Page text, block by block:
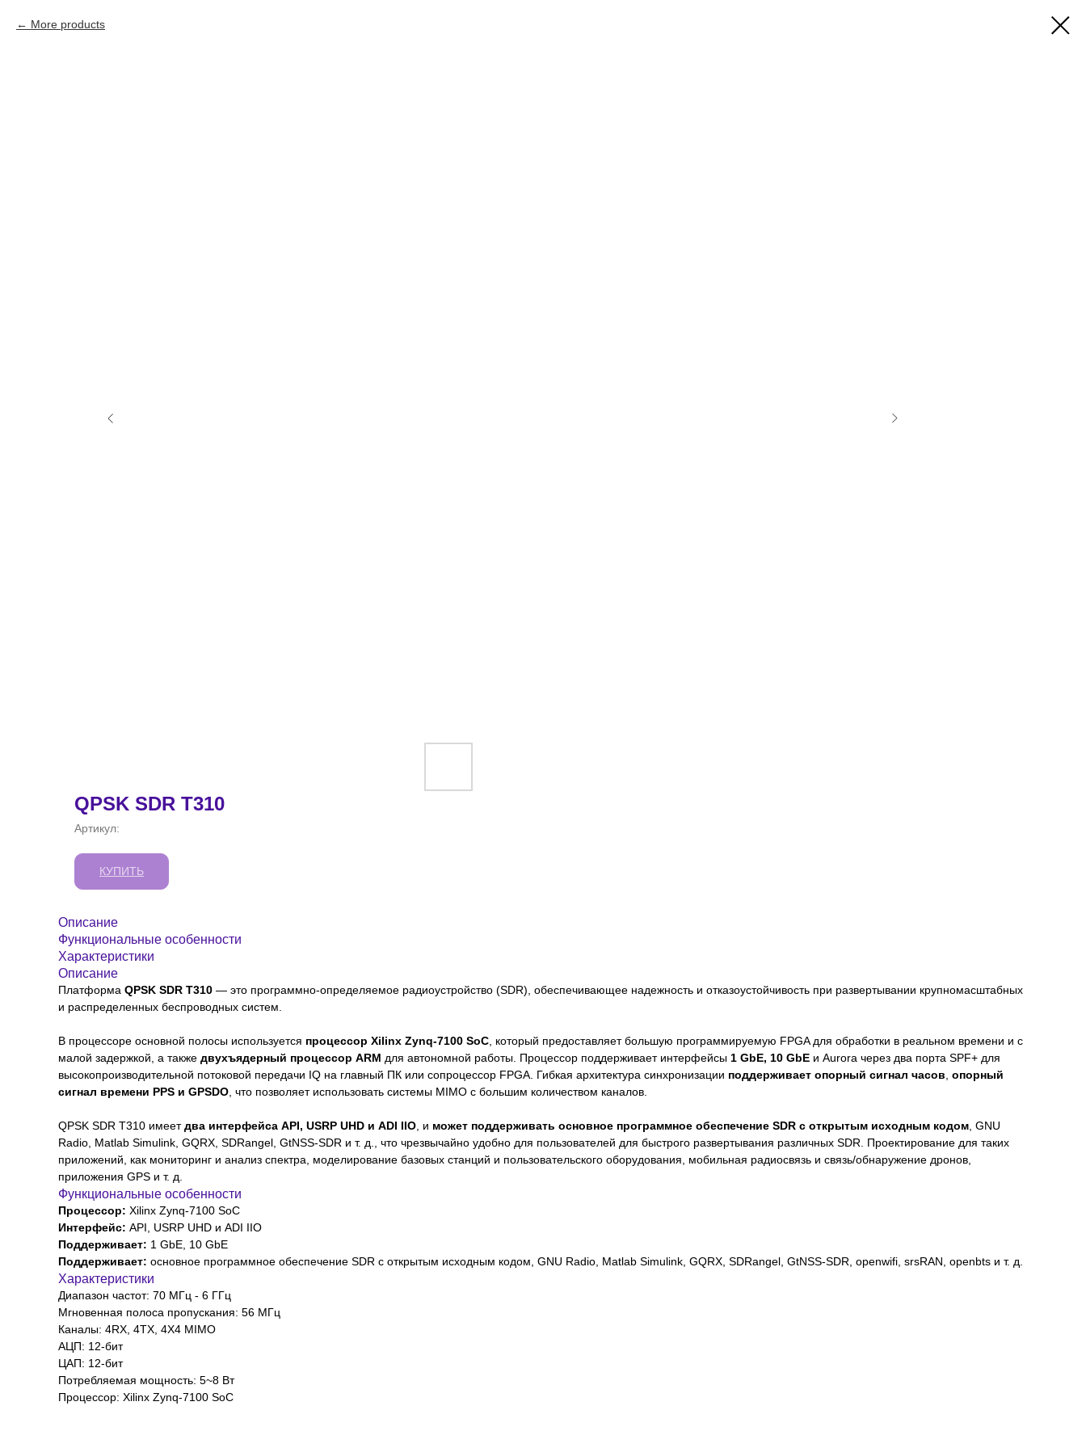
More products
QPSK SDR T310
Артикул:
КУПИТЬ
Описание
Функциональные особенности
Характеристики
Описание
Платформа QPSK SDR T310 — это программно-определяемое радиоустройство (SDR), обеспечивающее надежность и отказоустойчивость при развертывании крупномасштабных
и распределенных беспроводных систем.
В процессоре основной полосы используется процессор Xilinx Zynq-7100 SoC , который предоставляет большую программируемую FPGA для обработки в реальном времени и с
малой задержкой, а также двухъядерный процессор ARM для автономной работы. Процессор поддерживает интерфейсы 1 GbE, 10 GbE и Aurora через два порта SPF+ для
высокопроизводительной потоковой передачи IQ на главный ПК или сопроцессор FPGA. Гибкая архитектура синхронизации поддерживает опорный сигнал часов опорный
сигнал времени PPS и GPSDO , что позволяет использовать системы MIMO с большим количеством каналов.
QPSK SDR T310 имеетдва интерфейса API, USRP UHD и ADI IIO , и может поддерживать основное программное обеспечение SDR с открытым исходным кодом , GNU
Radio, Matlab Simulink, GQRX, SDRangel, GtNSS-SDR и т. д., что чрезвычайно удобно для пользователей для быстрого развертывания различных SDR. Проектирование для таких
приложений, как мониторинг и анализ спектра, моделирование базовых станций и пользовательского оборудования, мобильная радиосвязь и связь/обнаружение дронов,
приложения GPS и т. д.
Функциональные особенности
Процессор: Xilinx Zynq-7100 SoC
Интерфейс: API, USRP UHD и ADI IIO
Поддерживает: 1 GbE, 10 GbE
Поддерживает: основное программное обеспечение SDR с открытым исходным кодом, GNU Radio, Matlab Simulink, GQRX, SDRangel, GtNSS-SDR, openwifi, srsRAN, openbts и т. д.
Характеристики
Диапазон частот: 70 МГц - 6 ГГц
Мгновенная полоса пропускания: 56 МГц
Каналы: 4RX, 4TX, 4X4 MIMO
АЦП: 12-бит
ЦАП: 12-бит
Потребляемая мощность: 5~8 Вт
Процессор: Xilinx Zynq-7100 SoC